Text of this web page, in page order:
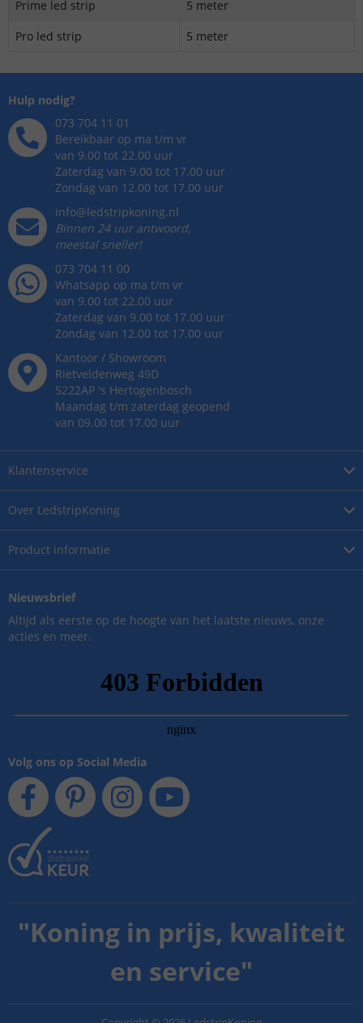
Prime led strip
5 meter
Pro led strip
5 meter
Over LedstripKoning
Product informatie
Klantenservice
Hulp nodig?
073 704 11 01
Bereikbaar op ma t/m vr
van 9.00 tot 22.00 uur
Zaterdag van 9.00 tot 17.00 uur
Zondag van 12.00 tot 17.00 uur
info@ledstripkoning.nl
Binnen 24 uur antwoord,
meestal sneller!
073 704 11 00
Whatsapp op ma t/m vr
van 9.00 tot 22.00 uur
Zaterdag van 9.00 tot 17.00 uur
Zondag van 12.00 tot 17.00 uur
Kantoor / Showroom
Rietveldenweg 49D
5222AP 's Hertogenbosch
Maandag t/m zaterdag geopend
van 09.00 tot 17.00 uur
Nieuwsbrief
Altijd als eerste op de hoogte van het laatste nieuws, onze
acties en meer.
Volg ons op Social Media
"Koning in prijs, kwaliteit
en service"